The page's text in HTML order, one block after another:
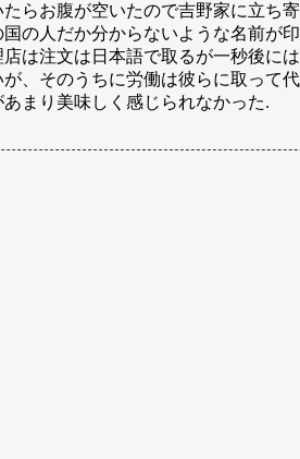
らお腹が空いたので吉野家に立ち
の人だか分からないような名前が
は注文は日本語で取るが一秒後に
、そのうちに労働は彼らに取って
まり美味しく感じられなかった.